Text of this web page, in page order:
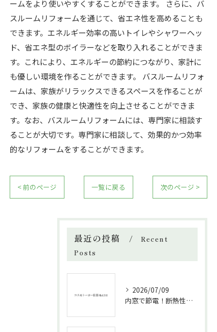
ームをより使いやすくすることができます。 さらに、バ
スルームリフォームを通じて、省エネ性を高めることも
できます。エネルギー効率の高いトイレやシャワーヘッ
ド、省エネ型のボイラーなどを取り入れることができま
す。これにより、エネルギーの節約につながり、家計に
も優しい環境を作ることができます。 バスルームリフォ
ームは、家族がリラックスできるスペースを作ることが
でき、家族の健康と快適性を向上させることができま
す。なお、バスルームリフォームには、専門家に相談す
ることが大切です。専門家に相談して、効果的かつ効率
的なリフォームをすることができます。
< 前のページ 一覧に戻る 次のページ >
最近の投稿
Recent
Posts
2026/07/09
内窓で節電！断熱性能と補助金活用法